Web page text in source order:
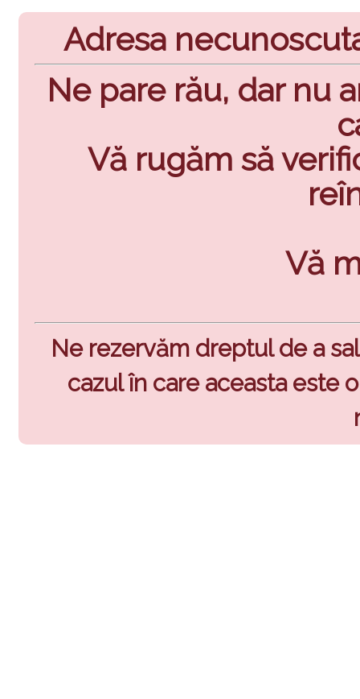
Adresa
Ne pare rău, dar nu
Vă rugăm să
Vă
Ne rezervăm dreptul de a
cazul în care aceasta este